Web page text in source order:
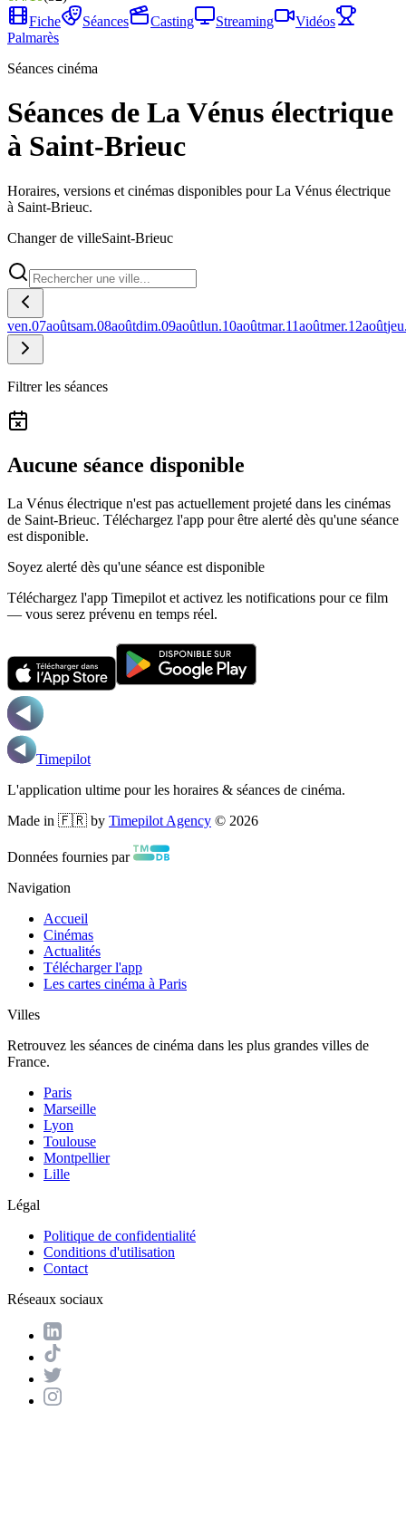
Fiche
Séances Casting Streaming
Vidéos
Palmarès
Séances cinéma
Séances de La Vénus électrique
à Saint-Brieuc
Horaires, versions et cinémas disponibles pour La Vénus électrique
à Saint-Brieuc.
Changer de villeSaint-Brieuc
ven.07aoûtsam.08aoûtdim.09aoûtlun.10aoûtmar.11aoûtmer.12août
Filtrer les séances
Aucune séance disponible
La Vénus électrique n'est pas actuellement projeté dans les cinémas
de Saint-Brieuc. Téléchargez l'app pour être alerté dès qu'une séance
est disponible.
Soyez alerté dès qu'une séance est disponible
Téléchargez l'app Timepilot et activez les notifications pour ce film
— vous serez prévenu en temps réel.
Timepilot
L'application ultime pour les horaires & séances de cinéma.
Made in 🇫🇷 by Timepilot Agency © 2026
Données fournies par
Navigation
Accueil
Cinémas
Actualités
Télécharger l'app
Les cartes cinéma à Paris
Villes
Retrouvez les séances de cinéma dans les plus grandes villes de
France.
Paris
Marseille
Lyon
Toulouse
Montpellier
Lille
Légal
Politique de confidentialité
Conditions d'utilisation
Contact
Réseaux sociaux